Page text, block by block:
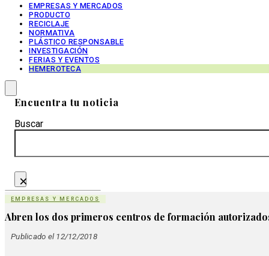
EMPRESAS Y MERCADOS
PRODUCTO
RECICLAJE
NORMATIVA
PLÁSTICO RESPONSABLE
INVESTIGACIÓN
FERIAS Y EVENTOS
HEMEROTECA
Encuentra tu noticia
Buscar
×
EMPRESAS Y MERCADOS
Abren los dos primeros centros de formación
Publicado el 12/12/2018